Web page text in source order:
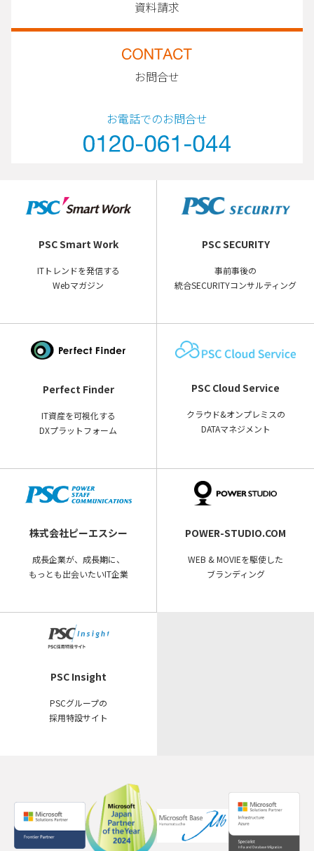
資料請求
お問合せ
お電話でのお問合せ
PSC Smart Work
ITトレンドを発信する
Webマガジン
PSC SECURITY
事前事後の
統合SECURITYコンサルティング
Perfect Finder
IT資産を可視化する
DXプラットフォーム
PSC Cloud Service
クラウド&オンプレミスの
DATAマネジメント
株式会社ピーエスシー
成長企業が、成長期に、
もっとも出会いたいIT企業
POWER-STUDIO.COM
WEB & MOVIEを駆使した
ブランディング
PSC Insight
PSCグループの
採用特設サイト